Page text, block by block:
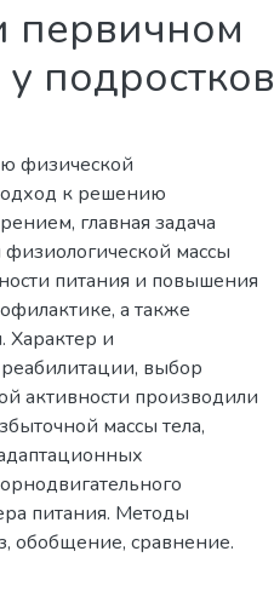
первичном
подростков
физической
к решению
главная задача
массы
питания и повышения
а также
Характер и
выбор
активности производили
массы тела,
питания. Методы
обобщение, сравнение.